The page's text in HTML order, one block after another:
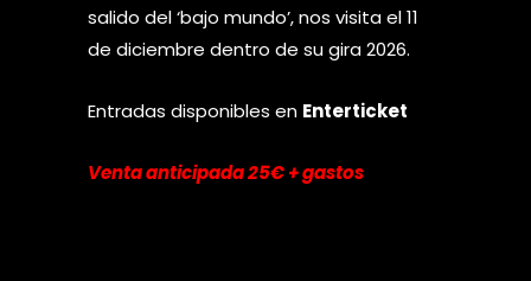
salido del ‘bajo mundo’, nos visita el 11
de diciembre dentro de su gira 2026.
Entradas disponibles en Enterticket
Venta anticipada 25€ + gastos